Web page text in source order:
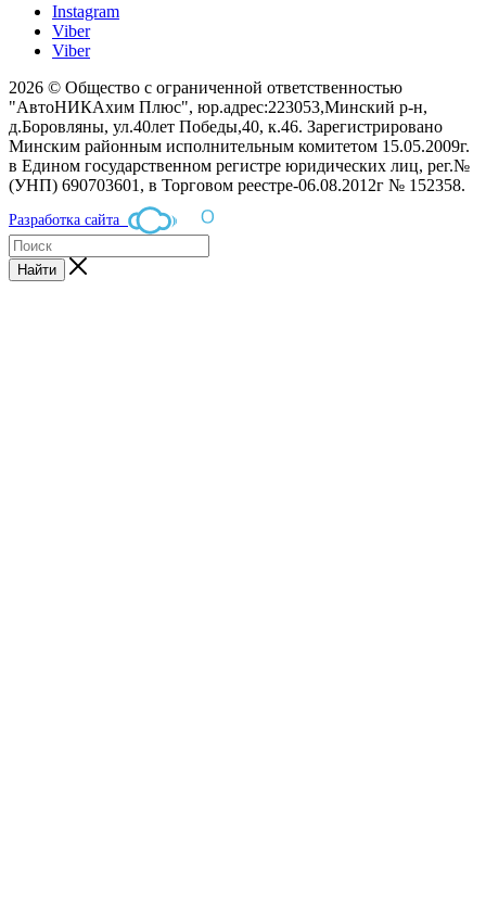
Instagram
Viber
Viber
2026 © Общество с ограниченной ответственностью
"АвтоНИКАхим Плюс", юр.адрес:223053,Минский р-н,
д.Боровляны, ул.40лет Победы,40, к.46. Зарегистрировано
Минским районным исполнительным комитетом 15.05.2009г.
в Едином государственном регистре юридических лиц, рег.№
(УНП) 690703601, в Торговом реестре-06.08.2012г № 152358.
Разработка сайта
Найти